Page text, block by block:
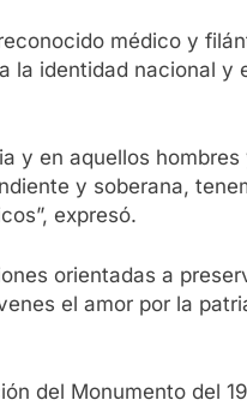
médico y
la identidad nacional y
y en aquellos hombres
y soberana,
expresó.
orientadas a
el amor por la
del Monumento del